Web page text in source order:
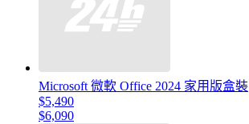
Microsoft 微軟 Office 2024 家用版盒裝
$5,490
$6,090